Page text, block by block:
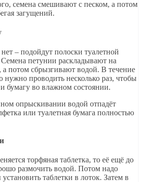
семена смешивают с песком, а потом
загущений.
– подойдут полоски туалетной
петунии раскладывают на
а потом сбрызгивают водой. В течение
нужно проводить несколько раз, чтобы
бумагу во влажном состоянии.
опрыскивании водой отпадёт
или туалетная бумага полностью
торфяная таблетка, то её ещё до
размочить водой. Потом надо
таблетки в лоток. Затем в